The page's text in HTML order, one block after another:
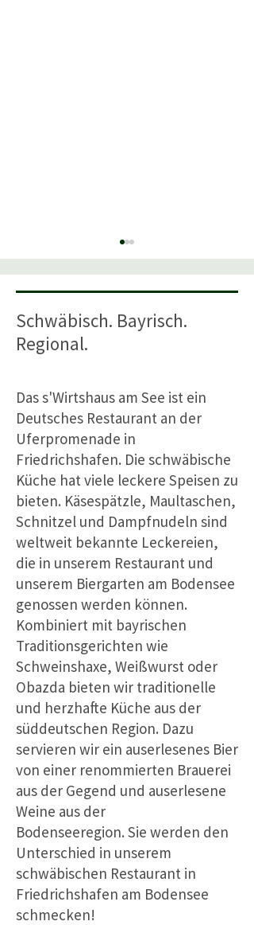
2026
Schwäbisch. Bayrisch.
Regional.
Das s'Wirtshaus am See ist ein
Deutsches Restaurant an der
Uferpromenade in
Friedrichshafen. Die schwäbische
Küche hat viele leckere Speisen zu
bieten. Käsespätzle, Maultaschen,
Schnitzel und Dampfnudeln sind
weltweit bekannte Leckereien,
die in unserem Restaurant und
unserem Biergarten am Bodensee
genossen werden können.
Kombiniert mit bayrischen
Traditionsgerichten wie
Schweinshaxe, Weißwurst oder
Obazda bieten wir traditionelle
und herzhafte Küche aus der
süddeutschen Region. Dazu
servieren wir ein auserlesenes Bier
von einer renommierten Brauerei
aus der Gegend und auserlesene
Weine aus der
Bodenseeregion. Sie werden den
Unterschied in unserem
schwäbischen Restaurant in
Friedrichshafen am Bodensee
schmecken!